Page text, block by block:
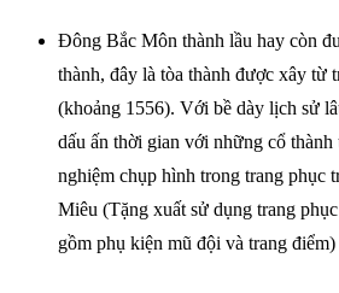
Đông Bắc Môn thành lầu hay còn
thành, đây là tòa thành được xây từ
(khoảng 1556). Với bề dày lịch sử
dấu ấn thời gian với những cổ
nghiệm chụp hình trong trang phục
Miêu (Tặng xuất sử dụng trang
gồm phụ kiện mũ đội và trang điểm)